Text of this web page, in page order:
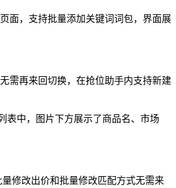
面，支持批量添加关键词词包，界面展
需再来回切换，在抢位助手内支持新建
表中，图片下方展示了商品名、市场
修改出价和批量修改匹配方式无需来